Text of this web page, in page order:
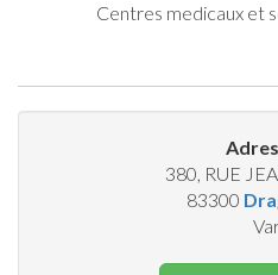
Centres medicaux et
380, RUE
83300